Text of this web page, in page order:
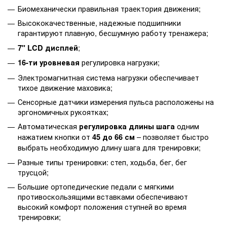
Биомеханически правильная траектория движения;
Высококачественные, надежные подшипники
гарантируют плавную, бесшумную работу тренажера;
7" LCD дисплей;
16-ти уровневая регулировка нагрузки;
Электромагнитная система нагрузки обеспечивает
тихое движение маховика;
Сенсорные датчики измерения пульса расположены на
эргономичных рукоятках;
Автоматическая регулировка длины шагаодним
нажатием кнопки от 45 до 66 см – позволяет быстро
выбрать необходимую длину шага для тренировки;
Разные типы тренировки: степ, ходьба, бег, бег
трусцой;
Большие ортопедические педали с мягкими
противоскользящими вставками обеспечивают
высокий комфорт положения ступней во время
тренировки;